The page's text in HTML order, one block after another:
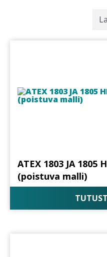
ATEX 1803 JA 1805
(poistuva malli)